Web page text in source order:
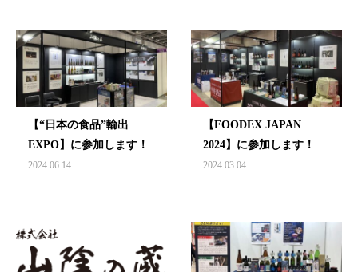
【“日本の食品”輸出
EXPO】に参加します！
2024.06.14
【FOODEX JAPAN
2024】に参加します！
2024.03.04